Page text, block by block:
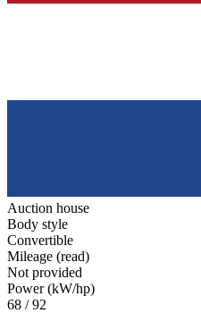
Auction house
Body style
Convertible
Mileage (read)
Not provided
Power (kW/hp)
68 / 92